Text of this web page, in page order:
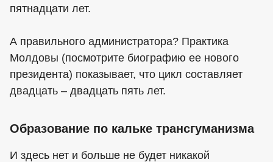
пятнадцати лет.
А правильного администратора? Практика
Молдовы (посмотрите биографию ее нового
президента) показывает, что цикл составляет
двадцать – двадцать пять лет.
Образование по кальке трансгуманизма
И здесь нет и больше не будет никакой